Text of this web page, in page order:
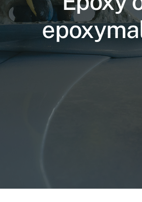
valgfrie. De er
nødvendige
Statistikker